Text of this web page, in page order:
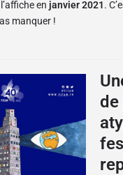
en janvier 2021.
manquer !
de